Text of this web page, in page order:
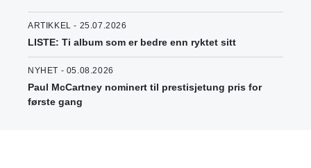
ARTIKKEL - 25.07.2026
LISTE: Ti album som er bedre enn ryktet sitt
NYHET - 05.08.2026
Paul McCartney nominert til prestisjetung pris for
første gang